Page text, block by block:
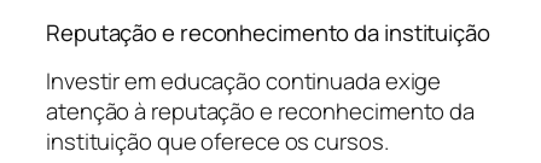
Reputação e reconhecimento da instituição
Investir em educação continuada exige
atenção à reputação e reconhecimento da
instituição que oferece os cursos.